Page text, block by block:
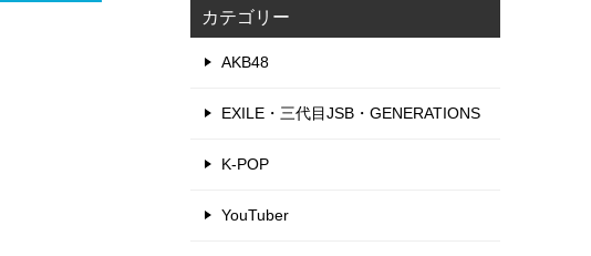
カテゴリー
AKB48
EXILE・三代目JSB・GENERATIONS
K-POP
YouTuber